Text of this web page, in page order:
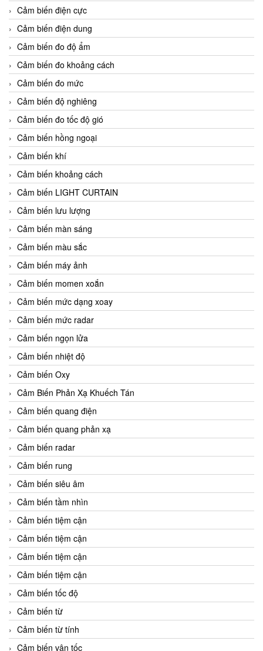
Cảm biến điện cực
Cảm biến điện dung
Cảm biến đo độ ẩm
Cảm biến đo khoảng cách
Cảm biến đo mức
Cảm biến độ nghiêng
Cảm biến đo tốc độ gió
Cảm biến hồng ngoại
Cảm biến khí
Cảm biến khoảng cách
Cảm biến LIGHT CURTAIN
Cảm biến lưu lượng
Cảm biến màn sáng
Cảm biến màu sắc
Cảm biến máy ảnh
Cảm biến momen xoắn
Cảm biến mức dạng xoay
Cảm biến mức radar
Cảm biến ngọn lửa
Cảm biến nhiệt độ
Cảm biến Oxy
Cảm Biến Phản Xạ Khuếch Tán
Cảm biến quang điện
Cảm biến quang phản xạ
Cảm biến radar
Cảm biến rung
Cảm biến siêu âm
Cảm biến tầm nhìn
Cảm biến tiệm cận
Cảm biến tiệm cận
Cảm biến tiệm cận
Cảm biến tiệm cận
Cảm biến tốc độ
Cảm biến từ
Cảm biến từ tính
Cảm biến vận tốc